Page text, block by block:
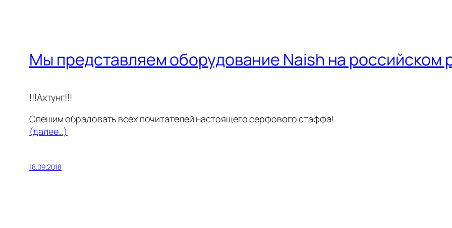
Мы представляем оборудование Naish на российском
!!!Ахтунг!!!
Спешим обрадовать всех почитателей настоящего серфового стаффа!
(далее…)
18.09.2018